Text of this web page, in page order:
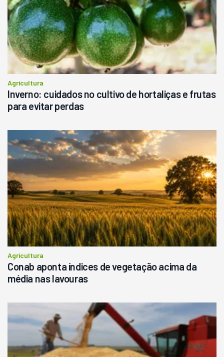
Consultar
Agricultura
Inverno: cuidados no cultivo de hortaliças e frutas
para evitar perdas
Agricultura
Conab aponta índices de vegetação acima da
média nas lavouras